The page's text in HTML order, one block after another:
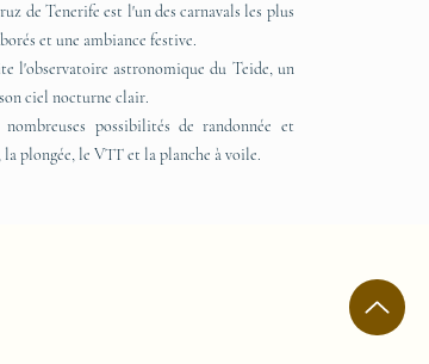
de Tenerife est l'un des carnavals les plus
et une ambiance festive.
l'observatoire astronomique du Teide, un
ciel nocturne clair.
possibilités de randonnée et
plongée, le VTT et la planche à voile.